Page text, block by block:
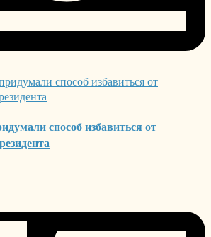
способ избавиться от